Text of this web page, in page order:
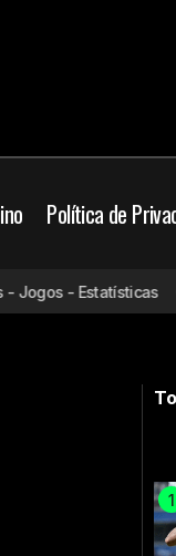
Política de
o máximo”
- Estatísticas